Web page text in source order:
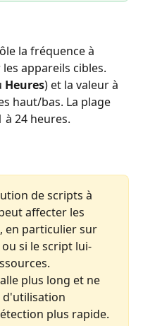
la fréquence à
appareils cibles.
Heures) et la valeur à
haut/bas. La plage
à 24 heures.
de scripts à
affecter les
en particulier sur
si le script lui-
plus long et ne
d'utilisation
plus rapide.